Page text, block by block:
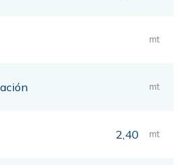
mt
mt
2,40 mt